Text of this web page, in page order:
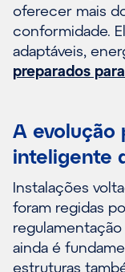
oferecer mais
conformidade.
adaptáveis,
preparados
A evolução
inteligente
Instalações
foram regidas
ainda é
estruturas